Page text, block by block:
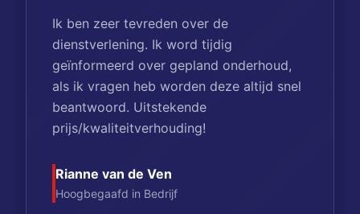
Ik ben zeer tevreden over de
dienstverlening. Ik word tijdig
geïnformeerd over gepland onderhoud,
als ik vragen heb worden deze altijd snel
beantwoord. Uitstekende
prijs/kwaliteitverhouding!
Rianne van de Ven
Hoogbegaafd in Bedrijf